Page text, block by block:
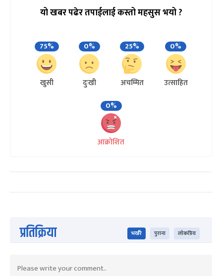
यो खबर पढेर तपाईलाई कस्तो महसुस भयो ?
75%
खुसी
0%
दुःखी
25%
अचम्मित
0%
उत्साहित
0%
आक्रोशित
प्रतिक्रिया भर्खरै पुराना लोकप्रिय